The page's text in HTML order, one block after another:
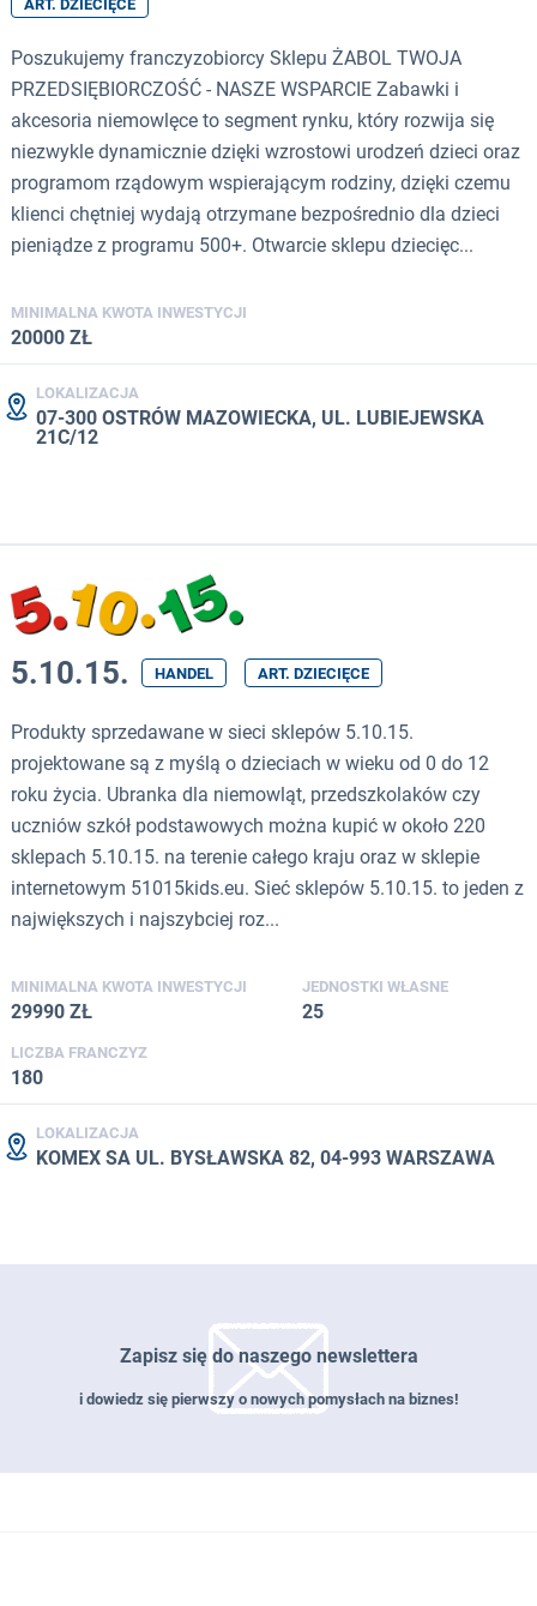
ART. DZIECIĘCE
Poszukujemy franczyzobiorcy Sklepu ŻABOL TWOJA
PRZEDSIĘBIORCZOŚĆ - NASZE WSPARCIE Zabawki i
akcesoria niemowlęce to segment rynku, który rozwija się
niezwykle dynamicznie dzięki wzrostowi urodzeń dzieci oraz
programom rządowym wspierającym rodziny, dzięki czemu
klienci chętniej wydają otrzymane bezpośrednio dla dzieci
pieniądze z programu 500+. Otwarcie sklepu dziecięc...
MINIMALNA KWOTA INWESTYCJI
20000 ZŁ
LOKALIZACJA
07-300 OSTRÓW MAZOWIECKA, UL. LUBIEJEWSKA
21C/12
5.10.15. HANDEL ART. DZIECIĘCE
Produkty sprzedawane w sieci sklepów 5.10.15.
projektowane są z myślą o dzieciach w wieku od 0 do 12
roku życia. Ubranka dla niemowląt, przedszkolaków czy
uczniów szkół podstawowych można kupić w około 220
sklepach 5.10.15. na terenie całego kraju oraz w sklepie
internetowym 51015kids.eu. Sieć sklepów 5.10.15. to jeden z
największych i najszybciej roz...
MINIMALNA KWOTA INWESTYCJI
29990 ZŁ
JEDNOSTKI WŁASNE
25
LICZBA FRANCZYZ
180
LOKALIZACJA
KOMEX SA UL. BYSŁAWSKA 82, 04-993 WARSZAWA
Zapisz się do naszego newslettera
i dowiedz się pierwszy o nowych pomysłach na biznes!